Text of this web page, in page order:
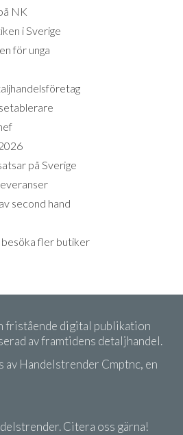
NK
i Sverige
för unga
på Sverige
second hand
fler butiker
fristående digital publikation
av framtidens detaljhandel.
Handelstrender Cmptnc, en
Citera oss gärna!